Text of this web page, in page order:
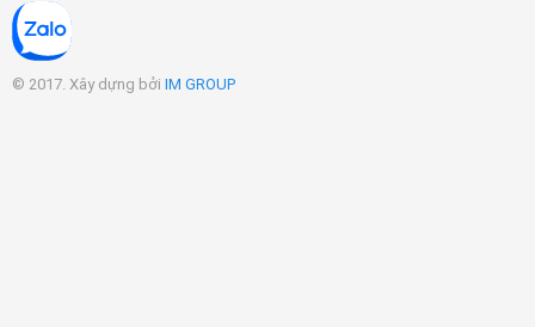
© 2017. Xây dựng bởi IM GROUP